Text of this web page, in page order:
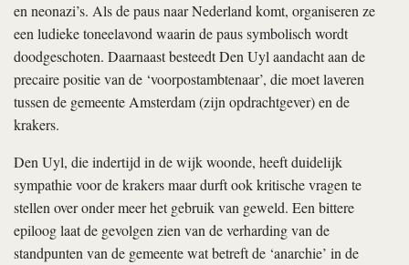
en neonazi’s. Als de paus naar Nederland komt, organiseren ze
een ludieke toneelavond waarin de paus symbolisch wordt
doodgeschoten. Daarnaast besteedt Den Uyl aandacht aan de
precaire positie van de ‘voorpostambtenaar’, die moet laveren
tussen de gemeente Amsterdam (zijn opdrachtgever) en de
krakers.
Den Uyl, die indertijd in de wijk woonde, heeft duidelijk
sympathie voor de krakers maar durft ook kritische vragen te
stellen over onder meer het gebruik van geweld. Een bittere
epiloog laat de gevolgen zien van de verharding van de
standpunten van de gemeente wat betreft de ‘anarchie’ in de